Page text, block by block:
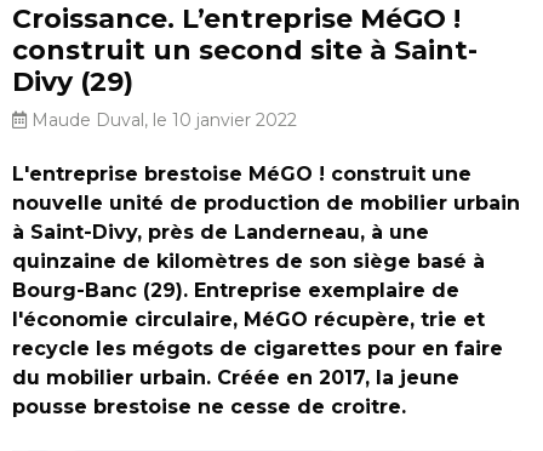
Croissance. L’entreprise MéGO !
construit un second site à Saint-
Divy (29)
Maude Duval, le 10 janvier 2022
L'entreprise brestoise MéGO ! construit une
nouvelle unité de production de mobilier urbain
à Saint-Divy, près de Landerneau, à une
quinzaine de kilomètres de son siège basé à
Bourg-Banc (29). Entreprise exemplaire de
l'économie circulaire, MéGO récupère, trie et
recycle les mégots de cigarettes pour en faire
du mobilier urbain. Créée en 2017, la jeune
pousse brestoise ne cesse de croitre.